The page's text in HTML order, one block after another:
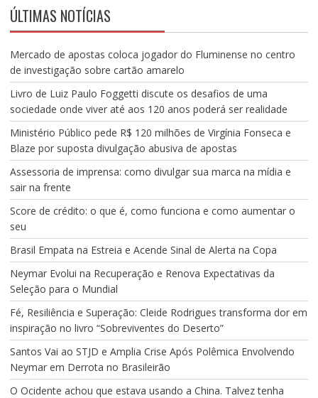
ÚLTIMAS NOTÍCIAS
Mercado de apostas coloca jogador do Fluminense no centro
de investigação sobre cartão amarelo
Livro de Luiz Paulo Foggetti discute os desafios de uma
sociedade onde viver até aos 120 anos poderá ser realidade
Ministério Público pede R$ 120 milhões de Virgínia Fonseca e
Blaze por suposta divulgação abusiva de apostas
Assessoria de imprensa: como divulgar sua marca na mídia e
sair na frente
Score de crédito: o que é, como funciona e como aumentar o
seu
Brasil Empata na Estreia e Acende Sinal de Alerta na Copa
Neymar Evolui na Recuperação e Renova Expectativas da
Seleção para o Mundial
Fé, Resiliência e Superação: Cleide Rodrigues transforma dor em
inspiração no livro “Sobreviventes do Deserto”
Santos Vai ao STJD e Amplia Crise Após Polêmica Envolvendo
Neymar em Derrota no Brasileirão
O Ocidente achou que estava usando a China. Talvez tenha